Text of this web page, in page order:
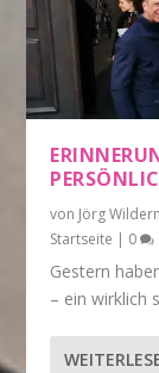
von Jörg
Startseite | 0
Gestern
– ein wirklich